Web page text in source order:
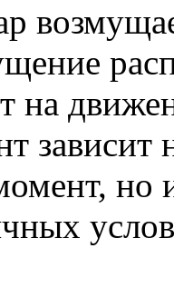
на
зависит
но